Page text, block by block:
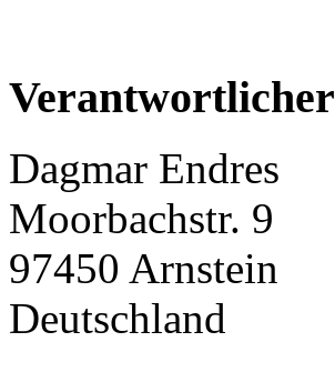
Verantwortlicher
Dagmar Endres
Moorbachstr. 9
97450 Arnstein
Deutschland